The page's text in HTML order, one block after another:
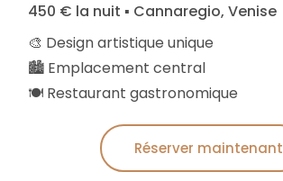
450 € la nuit ▪︎ Cannaregio, Venise
🎨 Design artistique unique
🏙️ Emplacement central
🍽️ Restaurant gastronomique
Réserver maintenant